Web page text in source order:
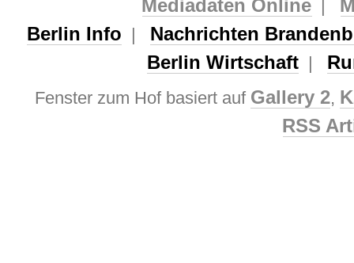
Mediadaten Online
Berlin Info
Nachrichten
Berlin Wirtschaft
Fenster zum Hof basiert auf Gallery 2,
RSS